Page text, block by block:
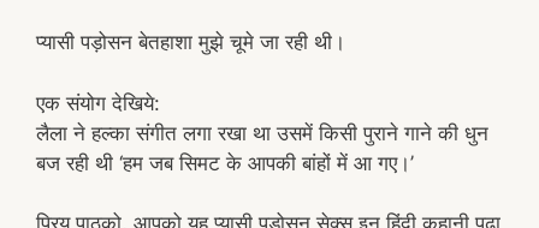
प्यासी पड़ोसन बेतहाशा मुझे चूमे जा रही थी।
एक संयोग देखिये:
लैला ने हल्का संगीत लगा रखा था उसमें किसी पुराने गाने की धुन
बज रही थी ‘हम जब सिमट के आपकी बांहों में आ गए।’